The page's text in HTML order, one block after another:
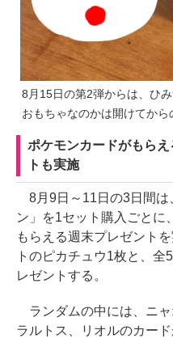
8月15日の第2弾からは、ひ
おもちゃなのかは開けてから
ポケモンカードがもら
トも実施
8月9日～11日の3日間は
ン」を1セット購入ごとに
もらえる週末プレゼント
トのピカチュウ1枚と、
レゼントする。
ランダムの中には、ニャ
ラルトス、リオルのカード